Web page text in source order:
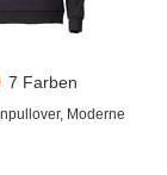
7 Farben
Moderne